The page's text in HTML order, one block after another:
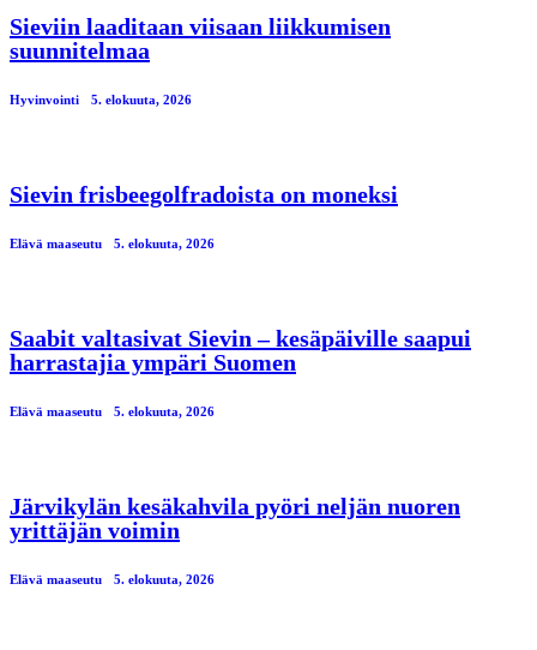
Sieviin laaditaan viisaan liikkumisen
suunnitelmaa
Hyvinvointi 5. elokuuta, 2026
Sievin frisbeegolfradoista on moneksi
Elävä maaseutu 5. elokuuta, 2026
Saabit valtasivat Sievin – kesäpäiville saapui
harrastajia ympäri Suomen
Elävä maaseutu 5. elokuuta, 2026
Järvikylän kesäkahvila pyöri neljän nuoren
yrittäjän voimin
Elävä maaseutu 5. elokuuta, 2026